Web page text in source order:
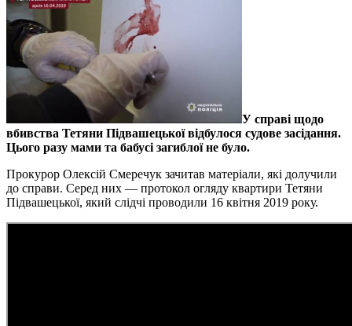
У справі щодо
вбивства Тетяни Підвашецької відбулося судове засідання.
Цього разу мами та бабусі загиблої не було.
Прокурор Олексій Смеречук зачитав матеріали, які долучили
до справи. Серед них — протокол огляду квартири Тетяни
Підвашецької, який слідчі проводили 16 квітня 2019 року.